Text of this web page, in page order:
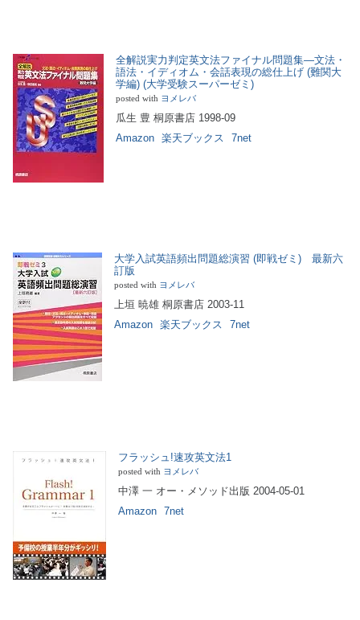
全解説実力判定英文法ファイナル問題集―文法・
語法・イディオム・会話表現の総仕上げ (難関大
学編) (大学受験スーパーゼミ)
posted with ヨメレバ
瓜生 豊 桐原書店 1998-09
Amazon 楽天ブックス 7net
大学入試英語頻出問題総演習 (即戦ゼミ) 最新六
訂版
posted with ヨメレバ
上垣 暁雄 桐原書店 2003-11
Amazon 楽天ブックス 7net
フラッシュ!速攻英文法1
posted with ヨメレバ
中澤 一 オー・メソッド出版 2004-05-01
Amazon 7net